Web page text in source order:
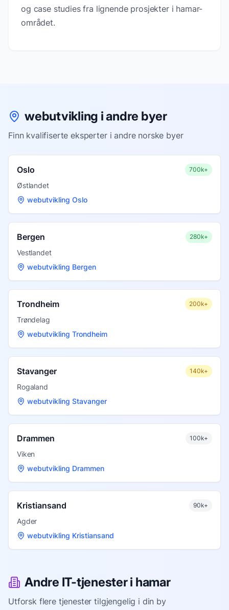
og case studies fra lignende prosjekter i hamar-
området.
webutvikling i andre byer
Finn kvalifiserte eksperter i andre norske byer
Oslo 700k+
Østlandet
webutvikling Oslo
Bergen 280k+
Vestlandet
webutvikling Bergen
Trondheim 200k+
Trøndelag
webutvikling Trondheim
Stavanger 140k+
Rogaland
webutvikling Stavanger
Drammen 100k+
Viken
webutvikling Drammen
Kristiansand 90k+
Agder
webutvikling Kristiansand
Andre IT-tjenester i hamar
Utforsk flere tjenester tilgjengelig i din by